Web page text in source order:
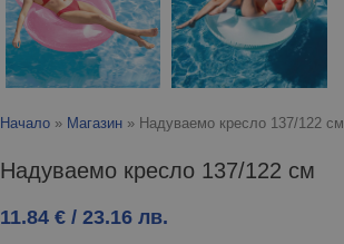
Начало » Магазин » Надуваемо кресло 137/122 см
Надуваемо кресло 137/122 см
11.84 € / 23.16 лв.